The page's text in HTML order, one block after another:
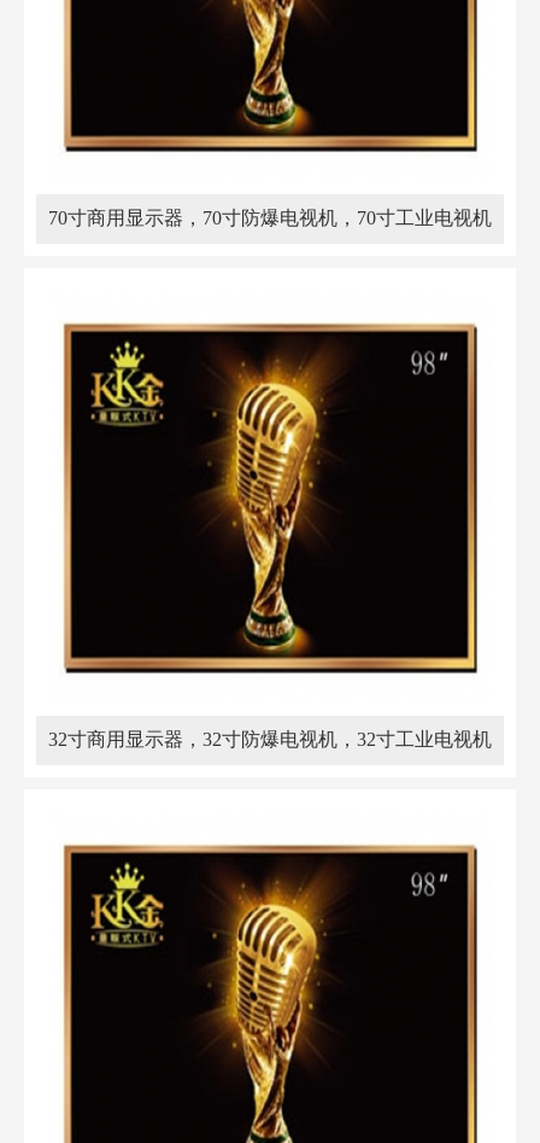
70寸商用显示器，70寸防爆电视机，70寸工业电视机
32寸商用显示器，32寸防爆电视机，32寸工业电视机